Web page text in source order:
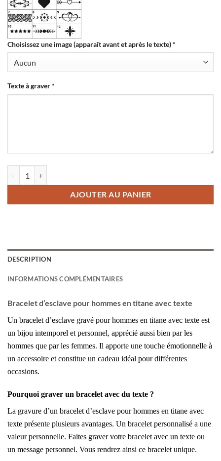
Choisissez une image (apparaît avant et après le texte)*
Texte à graver*
AJOUTER AU PANIER
DESCRIPTION
INFORMATIONS COMPLÉMENTAIRES
Bracelet d’esclave pour hommes en titane avec texte
Un bracelet d’esclave gravé pour hommes en titane avec texte est
un bijou intemporel et personnel, apprécié aussi bien par les
hommes que par les femmes. Il apporte une touche émotionnelle à
un accessoire et constitue un cadeau idéal pour différentes
occasions.
Pourquoi graver un braceletavec du texte ?
La gravure d’un bracelet d’esclave pour hommes en titane avec
texte présente plusieurs avantages. Un bracelet personnalisé a une
valeur personnelle. Faites graver votre bracelet avec un texte ou
un message personnel. Vous rendrez ainsi ce bracelet unique.